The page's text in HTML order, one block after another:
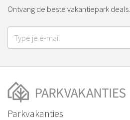
Ontvang de beste vakantiepark deals.
Parkvakanties